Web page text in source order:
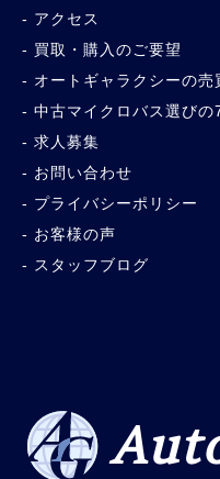
アクセス
買取・購入のご要望
オートギャラクシーの売
中古マイクロバス選びの
求人募集
お問い合わせ
プライバシーポリシー
お客様の声
スタッフブログ